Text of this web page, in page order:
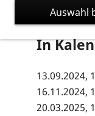
In
13.09.2024,
16.11.2024,
20.03.2025,
Auswahl